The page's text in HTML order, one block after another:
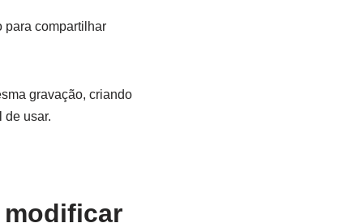
para compartilhar
gravação, criando
de usar.